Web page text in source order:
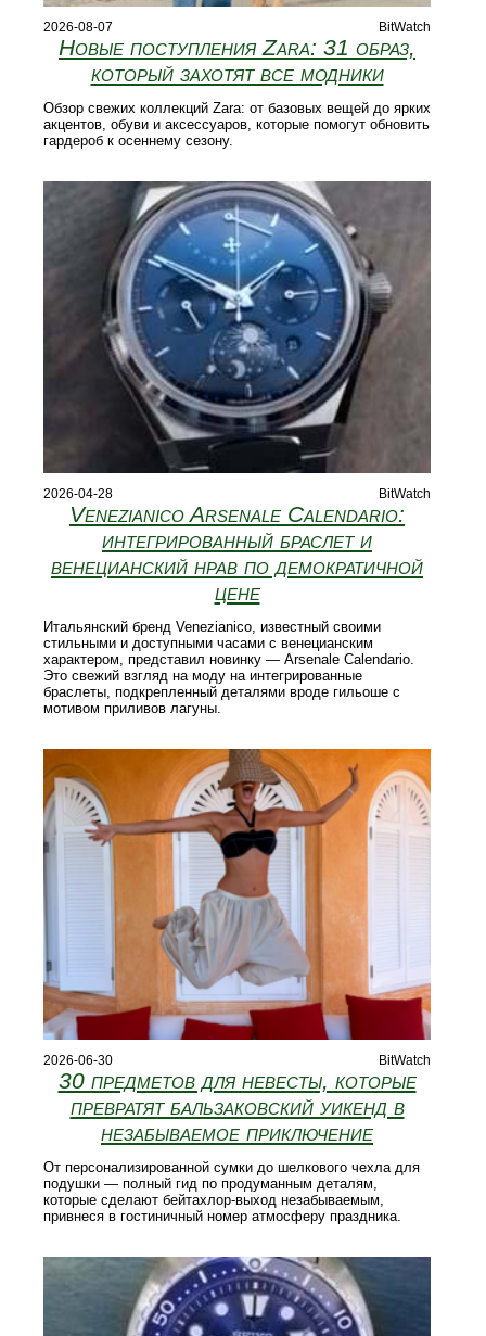
2026-08-07 BitWatch
Новые поступления Zara: 31 образ,
который захотят все модники
Обзор свежих коллекций Zara: от базовых вещей до ярких
акцентов, обуви и аксессуаров, которые помогут обновить
гардероб к осеннему сезону.
2026-04-28 BitWatch
Venezianico Arsenale Calendario:
интегрированный браслет и
венецианский нрав по демократичной
цене
Итальянский бренд Venezianico, известный своими
стильными и доступными часами с венецианским
характером, представил новинку — Arsenale Calendario.
Это свежий взгляд на моду на интегрированные
браслеты, подкрепленный деталями вроде гильоше с
мотивом приливов лагуны.
2026-06-30 BitWatch
30 предметов для невесты, которые
превратят бальзаковский уикенд в
незабываемое приключение
От персонализированной сумки до шелкового чехла для
подушки — полный гид по продуманным деталям,
которые сделают бейтахлор-выход незабываемым,
привнеся в гостиничный номер атмосферу праздника.